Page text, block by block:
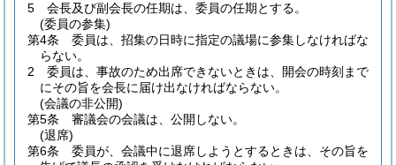
5
会長及び副会長の任期は、委員の任期とする。
(委員の参集)
第4条
委員は、招集の日時に指定の議場に参集しなければな
らない。
2
委員は、事故のため出席できないときは、開会の時刻まで
にその旨を会長に届け出なければならない。
(会議の非公開)
第5条
審議会の会議は、公開しない。
(退席)
第6条
委員が、会議中に退席しようとするときは、その旨を